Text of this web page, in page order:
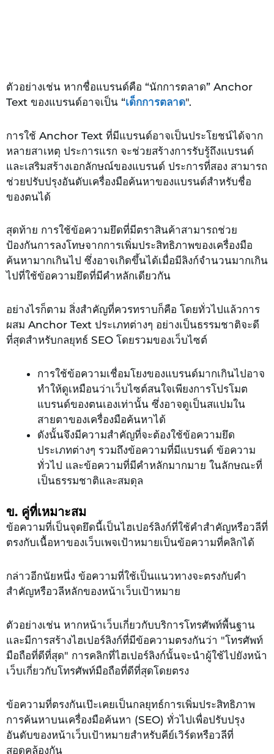
ตัวอย่างเช่น หากชื่อแบรนด์คือ “นักการตลาด” Anchor
Text ของแบรนด์อาจเป็น “เด็กการตลาด".
การใช้ Anchor Text ที่มีแบรนด์อาจเป็นประโยชน์ได้จาก
หลายสาเหตุ ประการแรก จะช่วยสร้างการรับรู้ถึงแบรนด์
และเสริมสร้างเอกลักษณ์ของแบรนด์ ประการที่สอง สามารถ
ช่วยปรับปรุงอันดับเครื่องมือค้นหาของแบรนด์สำหรับชื่อ
ของตนได้
สุดท้าย การใช้ข้อความยึดที่มีตราสินค้าสามารถช่วย
ป้องกันการลงโทษจากการเพิ่มประสิทธิภาพของเครื่องมือ
ค้นหามากเกินไป ซึ่งอาจเกิดขึ้นได้เมื่อมีลิงก์จำนวนมากเกิน
ไปที่ใช้ข้อความยึดที่มีคำหลักเดียวกัน
อย่างไรก็ตาม สิ่งสำคัญที่ควรทราบก็คือ โดยทั่วไปแล้วการ
ผสม Anchor Text ประเภทต่างๆ อย่างเป็นธรรมชาติจะดี
ที่สุดสำหรับกลยุทธ์ SEO โดยรวมของเว็บไซต์
การใช้ข้อความเชื่อมโยงของแบรนด์มากเกินไปอาจ
ทำให้ดูเหมือนว่าเว็บไซต์สนใจเพียงการโปรโมต
แบรนด์ของตนเองเท่านั้น ซึ่งอาจดูเป็นสแปมใน
สายตาของเครื่องมือค้นหาได้
ดังนั้นจึงมีความสำคัญที่จะต้องใช้ข้อความยึด
ประเภทต่างๆ รวมถึงข้อความที่มีแบรนด์ ข้อความ
ทั่วไป และข้อความที่มีคำหลักมากมาย ในลักษณะที่
เป็นธรรมชาติและสมดุล
ข. คู่ที่เหมาะสม
ข้อความที่เป็นจุดยึดนี้เป็นไฮเปอร์ลิงก์ที่ใช้คำสำคัญหรือวลีที่
ตรงกับเนื้อหาของเว็บเพจเป้าหมายเป็นข้อความที่คลิกได้
กล่าวอีกนัยหนึ่ง ข้อความที่ใช้เป็นแนวทางจะตรงกับคำ
สำคัญหรือวลีหลักของหน้าเว็บเป้าหมาย
ตัวอย่างเช่น หากหน้าเว็บเกี่ยวกับบริการโทรศัพท์พื้นฐาน
และมีการสร้างไฮเปอร์ลิงก์ที่มีข้อความตรงกันว่า "โทรศัพท์
มือถือที่ดีที่สุด" การคลิกที่ไฮเปอร์ลิงก์นั้นจะนำผู้ใช้ไปยังหน้า
เว็บเกี่ยวกับโทรศัพท์มือถือที่ดีที่สุดโดยตรง
ข้อความที่ตรงกันเป๊ะเคยเป็นกลยุทธ์การเพิ่มประสิทธิภาพ
การค้นหาบนเครื่องมือค้นหา (SEO) ทั่วไปเพื่อปรับปรุง
อันดับของหน้าเว็บเป้าหมายสำหรับคีย์เวิร์ดหรือวลีที่
สอดคล้องกัน